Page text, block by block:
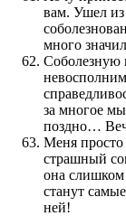
вам. Ушел
много
Соболезную
за многое
поздно…
Меня просто
страшный
она
станут
ней!